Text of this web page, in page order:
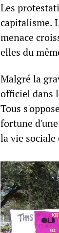
Les
capitalisme.
menace
elles du
Malgré la
officiel dans
Tous
fortune
la vie